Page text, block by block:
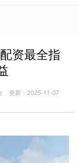
资最全指
更新：2025-11-07